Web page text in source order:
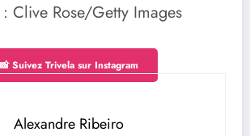
Clive Rose/Getty Images
📸 Suivez Trivela sur Instagram
Alexandre Ribeiro